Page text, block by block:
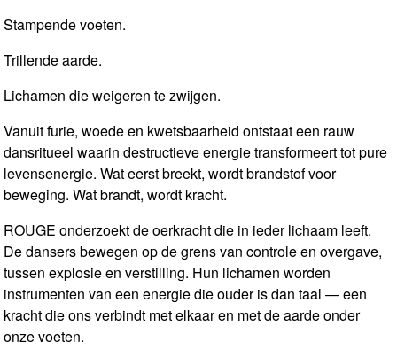
Stampende voeten.
Trillende aarde.
Lichamen die weigeren te zwijgen.
Vanuit furie, woede en kwetsbaarheid ontstaat een rauw
dansritueel waarin destructieve energie transformeert tot pure
levensenergie. Wat eerst breekt, wordt brandstof voor
beweging. Wat brandt, wordt kracht.
ROUGE onderzoekt de oerkracht die in ieder lichaam leeft.
De dansers bewegen op de grens van controle en overgave,
tussen explosie en verstilling. Hun lichamen worden
instrumenten van een energie die ouder is dan taal — een
kracht die ons verbindt met elkaar en met de aarde onder
onze voeten.